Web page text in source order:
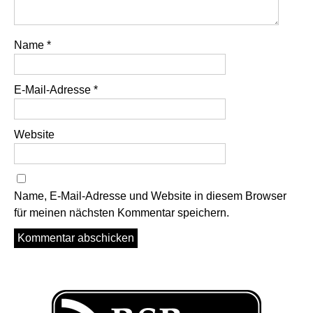
Name *
E-Mail-Adresse *
Website
Name, E-Mail-Adresse und Website in diesem Browser
für meinen nächsten Kommentar speichern.